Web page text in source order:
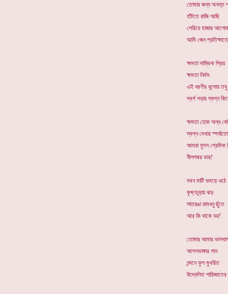
তোমার জন্য অনন্ত
হাঁটতে রাজি আছি
পেরিয়ে হাজার
আমি জেন
ক্ষমতা দাম্ভিক প্রিয়
ক্ষমতা নির্মম
এই ধরণীর ধূলোয় তবু
স্বর্গ গড়ার স্বপ্ন
ক্ষমতা হোক অন্ধ
স্বপ্ন দেখার
আমরা যুগল প্রেমিক
নীলপদ্মর ভার!
যখন মাটি গুমড়ে ওঠে
কৃষ্ণচূড়ায় ঝড়
সাতরঙা রামধনু ছুঁতে
আর কি থাকে ডর!
তোমার আমার
আগলভাঙ্গার গান
নন্দনে ফুল মুখরিত
উদ্বেলিত